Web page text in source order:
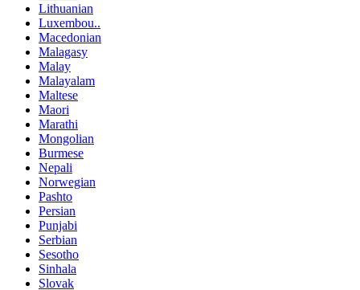
Lithuanian
Luxembou..
Macedonian
Malagasy
Malay
Malayalam
Maltese
Maori
Marathi
Mongolian
Burmese
Nepali
Norwegian
Pashto
Persian
Punjabi
Serbian
Sesotho
Sinhala
Slovak